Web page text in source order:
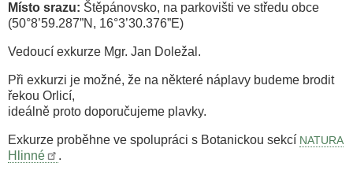
Místo srazu: Štěpánovsko, na parkovišti ve středu obce
(50°8’59.287”N, 16°3’30.376”E)
Vedoucí exkurze Mgr. Jan Doležal.
Při exkurzi je možné, že na některé náplavy budeme brodit
řekou Orlicí,
ideálně proto doporučujeme plavky.
Exkurze proběhne ve spolupráci s Botanickou sekcí NATURA
Hlinné .